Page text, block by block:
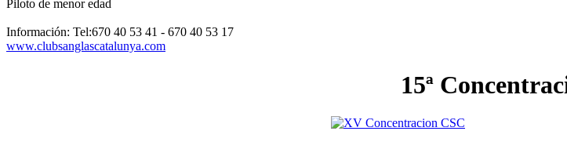
Piloto de menor edad
Información: Tel:670 40 53 41 - 670 40 53 17
www.clubsanglascatalunya.com
15ª